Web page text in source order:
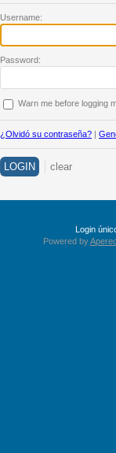
Username:
Password:
Warn me before logging
¿Olvidó su contraseña? |
Login
Powered by